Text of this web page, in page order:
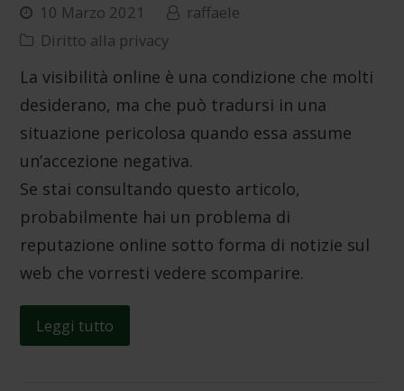
10 Marzo 2021
raffaele
Diritto alla privacy
La visibilità online è una condizione che molti
desiderano, ma che può tradursi in una
situazione pericolosa quando essa assume
un’accezione negativa.
Se stai consultando questo articolo,
probabilmente hai un problema di
reputazione online sotto forma di notizie sul
web che vorresti vedere scomparire.
Leggi tutto